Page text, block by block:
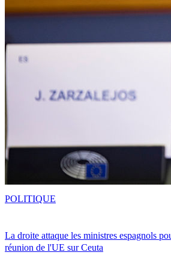
La droite attaque les ministres espagnols
réunion de l'UE sur Ceuta
POLITIQUE